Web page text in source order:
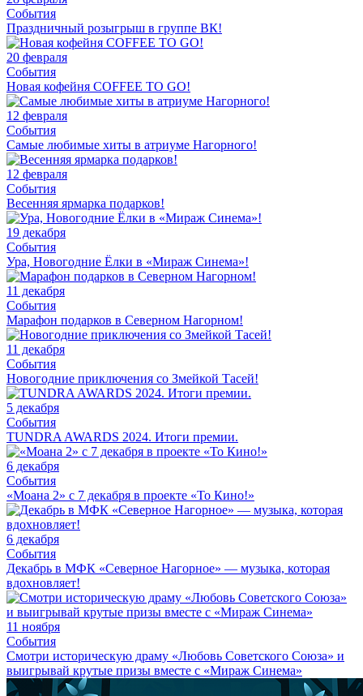
События
Праздничный розыгрыш в группе ВК!
20 февраля
События
Новая кофейня COFFEE TO GO!
12 февраля
События
Самые любимые хиты в атриуме Нагорного!
12 февраля
События
Весенняя ярмарка подарков!
19 декабря
События
Ура, Новогодние Ёлки в «Мираж Синема»!
11 декабря
События
Марафон подарков в Северном Нагорном!
11 декабря
События
Новогодние приключения со Змейкой Тасей!
5 декабря
События
TUNDRA AWARDS 2024. Итоги премии.
6 декабря
События
«Моана 2» с 7 декабря в проекте «То Кино!»
6 декабря
События
Декабрь в МФК «Северное Нагорное» — музыка, которая
вдохновляет!
11 ноября
События
Смотри историческую драму «Любовь Советского Союза» и
выигрывай крутые призы вместе с «Мираж Синема»